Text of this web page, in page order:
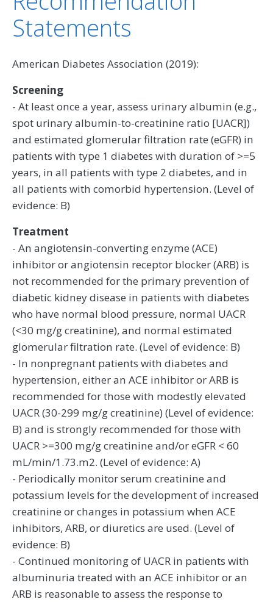
Statements
American Diabetes Association (2019):
Screening
- At least once a year, assess urinary albumin (e.g.,
spot urinary albumin-to-creatinine ratio [UACR])
and estimated glomerular filtration rate (eGFR) in
patients with type 1 diabetes with duration of >=5
years, in all patients with type 2 diabetes, and in
all patients with comorbid hypertension. (Level of
evidence: B)
Treatment
- An angiotensin-converting enzyme (ACE)
inhibitor or angiotensin receptor blocker (ARB) is
not recommended for the primary prevention of
diabetic kidney disease in patients with diabetes
who have normal blood pressure, normal UACR
(<30 mg/g creatinine), and normal estimated
glomerular filtration rate. (Level of evidence: B)
- In nonpregnant patients with diabetes and
hypertension, either an ACE inhibitor or ARB is
recommended for those with modestly elevated
UACR (30-299 mg/g creatinine) (Level of evidence:
B) and is strongly recommended for those with
UACR >=300 mg/g creatinine and/or eGFR < 60
mL/min/1.73.m2. (Level of evidence: A)
- Periodically monitor serum creatinine and
potassium levels for the development of increased
creatinine or changes in potassium when ACE
inhibitors, ARB, or diuretics are used. (Level of
evidence: B)
- Continued monitoring of UACR in patients with
albuminuria treated with an ACE inhibitor or an
ARB is reasonable to assess the response to